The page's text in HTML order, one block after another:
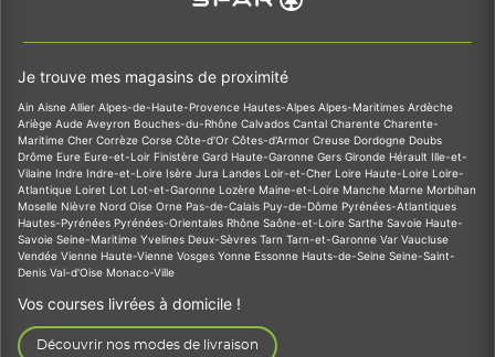
Je trouve mes magasins de proximité
Ain Aisne Allier Alpes-de-Haute-Provence Hautes-Alpes Alpes-Maritimes Ardèche
Ariège Aude Aveyron Bouches-du-Rhône Calvados Cantal Charente Charente-
Maritime Cher Corrèze Corse Côte-d'Or Côtes-d'Armor Creuse Dordogne Doubs
Drôme Eure Eure-et-Loir Finistère Gard Haute-Garonne Gers Gironde Hérault Ille-et-
Vilaine Indre Indre-et-Loire Isère Jura Landes Loir-et-Cher Loire Haute-Loire Loire-
Atlantique Loiret Lot Lot-et-Garonne Lozère Maine-et-Loire Manche Marne Morbihan
Moselle Nièvre Nord Oise Orne Pas-de-Calais Puy-de-Dôme Pyrénées-Atlantiques
Hautes-Pyrénées Pyrénées-Orientales Rhône Saône-et-Loire Sarthe Savoie Haute-
Savoie Seine-Maritime Yvelines Deux-Sèvres Tarn Tarn-et-Garonne Var Vaucluse
Vendée Vienne Haute-Vienne Vosges Yonne Essonne Hauts-de-Seine Seine-Saint-
Denis Val-d'Oise Monaco-Ville
Vos courses livrées à domicile !
Découvrir nos modes de livraison